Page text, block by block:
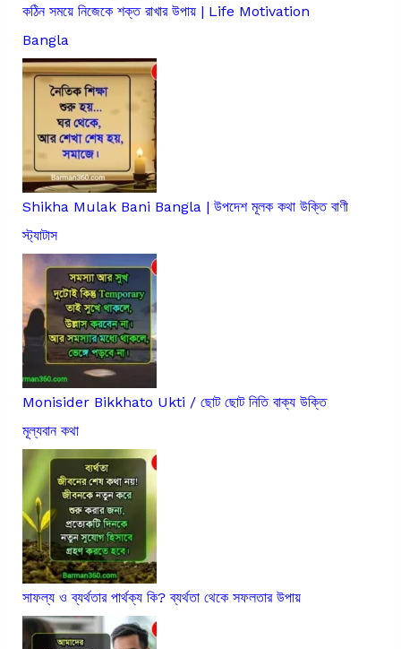
কঠিন সময়ে নিজেকে শক্ত রাখার উপায় | Life Motivation
Bangla
Shikha Mulak Bani Bangla | উপদেশ মূলক কথা উক্তি বাণী
স্ট্যাটাস
Monisider Bikkhato Ukti / ছোট ছোট নিতি বাক্য উক্তি
মূল্যবান কথা
সাফল্য ও ব্যর্থতার পার্থক্য কি? ব্যর্থতা থেকে সফলতার উপায়